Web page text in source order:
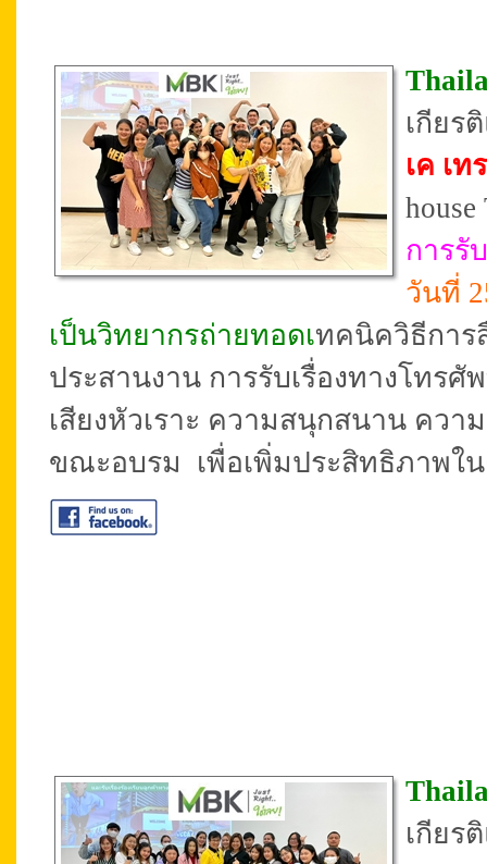
เกียร
เค เท
การรั
วันที่
เป็นวิทยากรถ่ายทอดเทคนิควิธีการ
ประสานงาน การรับเรื่องทางโทร
เสียงหัวเราะ ความสนุกสนาน คว
ขณะอบรม เพื่อเพิ่มประสิทธิภาพใน
เกียร